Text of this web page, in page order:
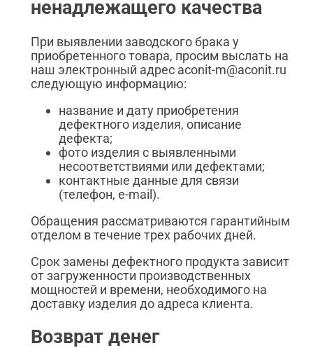
ненадлежащего качества
При выявлении заводского брака у
приобретенного товара, просим выслать на
наш электронный адрес aconit-m@aconit.ru
следующую информацию:
название и дату приобретения
дефектного изделия, описание
дефекта;
фото изделия с выявленными
несоответствиями или дефектами;
контактные данные для связи
(телефон, e-mail).
Обращения рассматриваются гарантийным
отделом в течение трех рабочих дней.
Срок замены дефектного продукта зависит
от загруженности производственных
мощностей и времени, необходимого на
доставку изделия до адреса клиента.
Возврат денег